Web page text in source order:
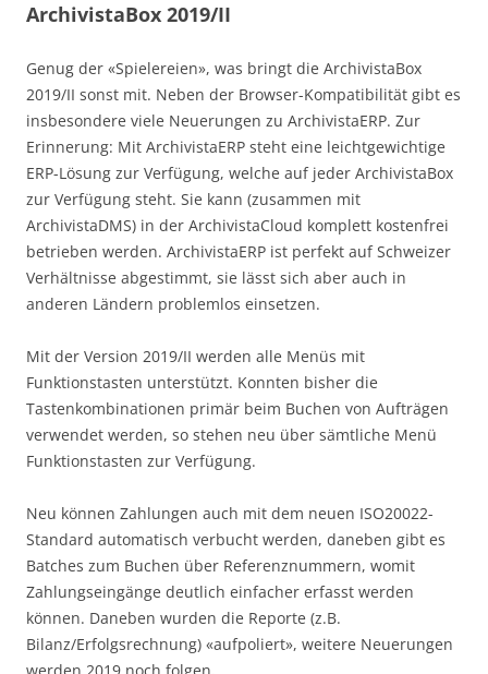
ArchivistaBox 2019/II
Genug der «Spielereien», was bringt die ArchivistaBox
2019/II sonst mit. Neben der Browser-Kompatibilität gibt es
insbesondere viele Neuerungen zu ArchivistaERP. Zur
Erinnerung: Mit ArchivistaERP steht eine leichtgewichtige
ERP-Lösung zur Verfügung, welche auf jeder ArchivistaBox
zur Verfügung steht. Sie kann (zusammen mit
ArchivistaDMS) in der ArchivistaCloud komplett kostenfrei
betrieben werden. ArchivistaERP ist perfekt auf Schweizer
Verhältnisse abgestimmt, sie lässt sich aber auch in
anderen Ländern problemlos einsetzen.
Mit der Version 2019/II werden alle Menüs mit
Funktionstasten unterstützt. Konnten bisher die
Tastenkombinationen primär beim Buchen von Aufträgen
verwendet werden, so stehen neu über sämtliche Menü
Funktionstasten zur Verfügung.
Neu können Zahlungen auch mit dem neuen ISO20022-
Standard automatisch verbucht werden, daneben gibt es
Batches zum Buchen über Referenznummern, womit
Zahlungseingänge deutlich einfacher erfasst werden
können. Daneben wurden die Reporte (z.B.
Bilanz/Erfolgsrechnung) «aufpoliert», weitere Neuerungen